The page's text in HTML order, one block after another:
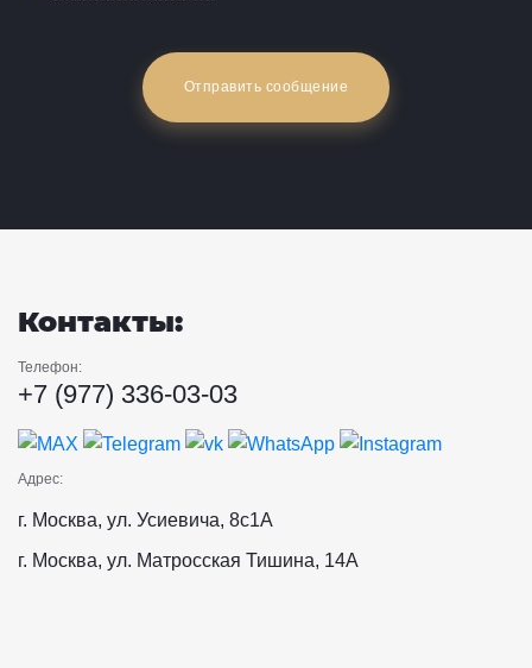
Отправить сообщение
Контакты:
Телефон:
+7 (977) 336-03-03
Адрес:
г. Москва, ул. Усиевича, 8с1А
г. Москва, ул. Матросская Тишина, 14А